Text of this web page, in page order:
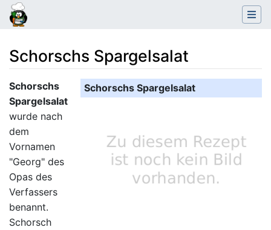
Schorschs Spargelsalat
Wechseln zu: Navigation,Suche
Schorschs Spargelsalat
Schorschs
Spargelsalat
wurde nach
dem
Vornamen
"Georg" des
Opas des
Verfassers
benannt.
Schorsch